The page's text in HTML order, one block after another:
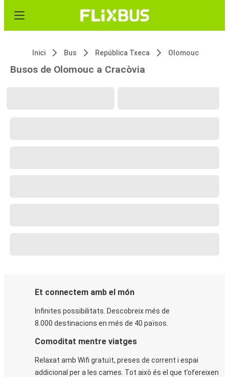
Inici Bus República Txeca Olomouc
Busos de Olomouc a Cracòvia
Et connectem amb el món
Infinites possibilitats. Descobreix més de
8.000 destinacions en més de 40 països.
Comoditat mentre viatges
Relaxat amb Wifi gratuït, preses de corrent i espai
addicional per a les cames. Tot això és el que t’ofereixen